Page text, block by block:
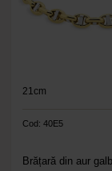
21cm
Cod: 40E5
Brățară din aur